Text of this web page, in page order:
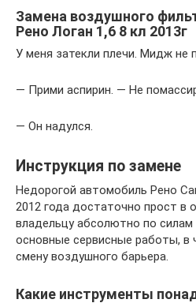
Замена воздушного
Рено Логан 1,6 8 кл 2013г
У меня затекли плечи. Мидж не
— Прими аспирин. — Не
— Он надулся.
Инструкция по замене
Недорогой автомобиль Рено
2012 года достаточно прост в
владельцу абсолютно по
основные сервисные работы, в
смену воздушного барьера.
Какие инструменты